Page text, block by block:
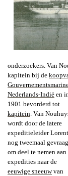
onderzoekers. Van
kapitein bij de
Nederlands-Indië en
1901 bevorderd tot
kapitein Van
wordt door de latere
expeditieleider
nog tweemaal
om deel te nemen aan
expedities naar de
eeuwige sneeuwvan